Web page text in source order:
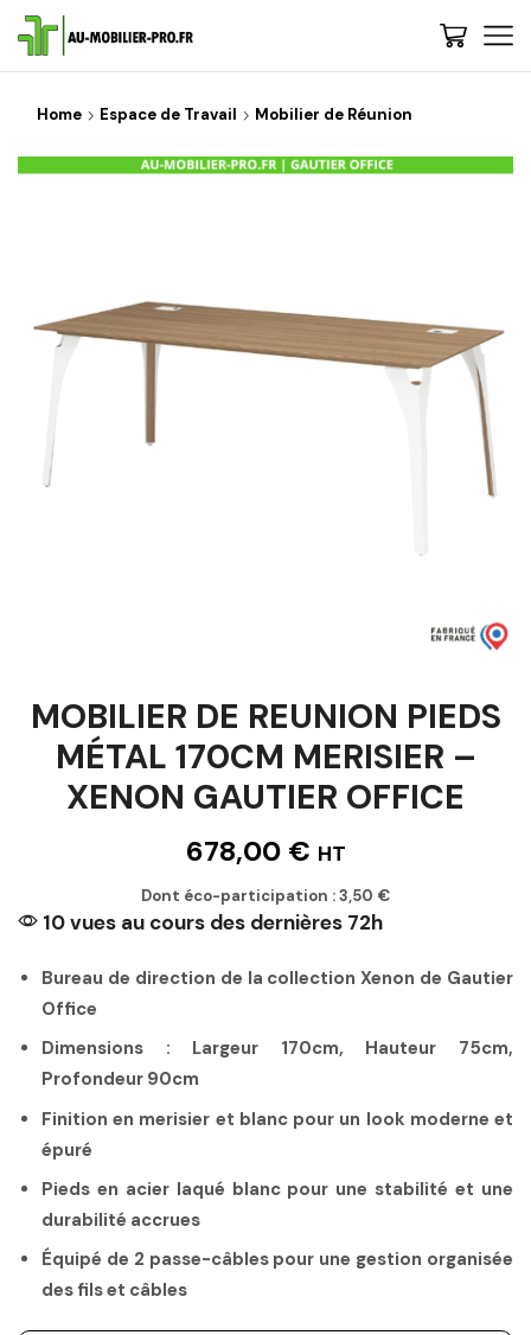
Home Espace de Travail Mobilier de Réunion
MOBILIER DE REUNION PIEDS
MÉTAL 170CM MERISIER –
XENON GAUTIER OFFICE
678,00 € HT
Dont éco-participation :3,50 €
10 vues au cours des dernières 72h
Bureau de direction de la collection Xenon de Gautier
Office
Dimensions : Largeur 170cm, Hauteur 75cm,
Profondeur 90cm
Finition en merisier et blanc pour un look moderne et
épuré
Pieds en acier laqué blanc pour une stabilité et une
durabilité accrues
Équipé de 2 passe-câbles pour une gestion organisée
des fils et câbles